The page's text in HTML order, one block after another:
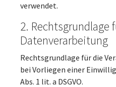
verwendet.
2. Rechtsgrundlage
Datenverarbeitung
Rechtsgrundlage für die
bei Vorliegen einer
Abs. 1 lit. a DSGVO.